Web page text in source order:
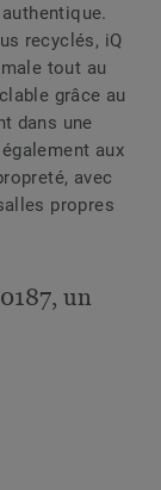
recyclés, iQ
tout au
grâce au
dans une
aux
avec
propres
un